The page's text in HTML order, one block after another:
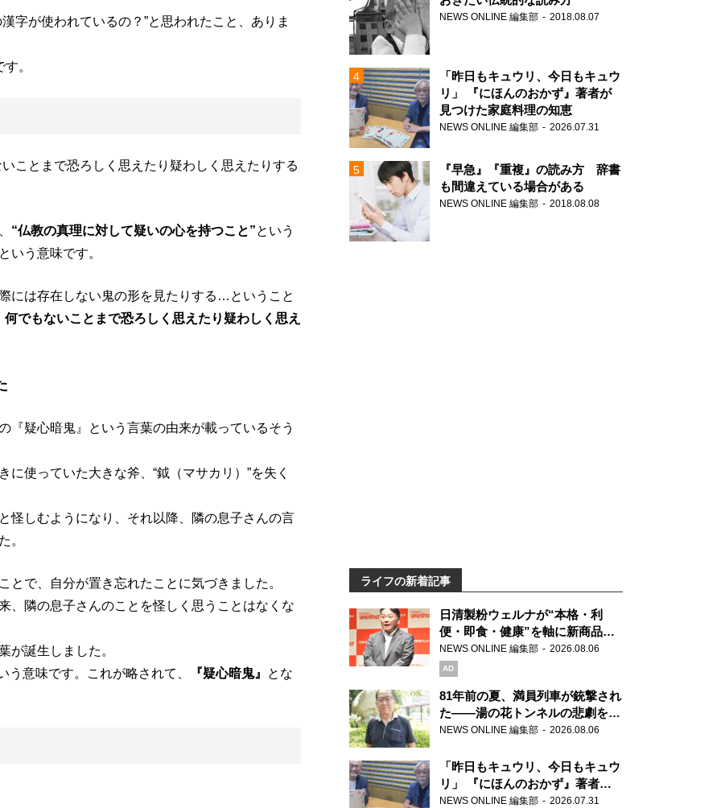
字が使われているの？”と思われたこと、ありま
す。
ことまで恐ろしく思えたり疑わしく思えたりする
“仏教の真理に対して疑いの心を持つこと”という
いう意味です。
には存在しない鬼の形を見たりする…ということ
でもないことまで恐ろしく思えたり疑わしく思え
『疑心暗鬼』という言葉の由来が載っているそう
使っていた大きな斧、“鉞（マサカリ）”を失く
しむようになり、それ以降、隣の息子さんの言
。
で、自分が置き忘れたことに気づきました。
、隣の息子さんのことを怪しく思うことはなくな
が誕生しました。
う意味です。これが略されて、
『疑心暗鬼』 とな
NEWS ONLINE 編集部 2018.08.07
「昨日もキュウリ、今日もキュウ
リ」 『にほんのおかず』著者が
見つけた家庭料理の知恵
NEWS ONLINE 編集部 2026.07.31
『早急』『重複』の読み方 辞書
も間違えている場合がある
NEWS ONLINE 編集部 2018.08.08
ライフの新着記事
日清製粉ウェルナが“本格・利
便・即食・健康”を軸に新商品を
展開 「マ・マー」「青の洞窟」
ブランドを強化
NEWS ONLINE 編集部 2026.08.06
AD
81年前の夏、満員列車が銃撃され
た――湯の花トンネルの悲劇を語
り継ぐ男性
NEWS ONLINE 編集部 2026.08.06
「昨日もキュウリ、今日もキュウ
リ」 『にほんのおかず』著者が
見つけた家庭料理の知恵
NEWS ONLINE 編集部 2026.07.31